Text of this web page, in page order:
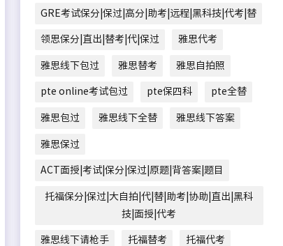
GRE考试保分|保过|高分|助考|远程|黑科技|代考|替
领思保分|直出|替考|代|保过 雅思代考
雅思线下包过 雅思替考 雅思自拍照
pte online考试包过 pte保四科 pte全替
雅思包过 雅思线下全替 雅思线下答案
雅思保过
ACT面授|考试|保分|保过|原题|背答案|题目
托福保分|保过|大自拍|代|替|助考|协助|直出|黑科
技|面授|代考
雅思线下请枪手 托福替考 托福代考